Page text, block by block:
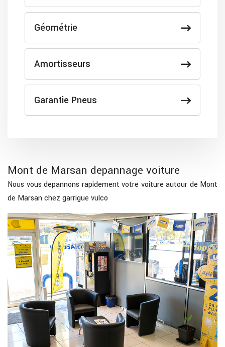
Géométrie
Amortisseurs
Garantie Pneus
Mont de Marsan depannage voiture
Nous vous depannons rapidement votre voiture autour de Mont
de Marsan chez garrigue vulco